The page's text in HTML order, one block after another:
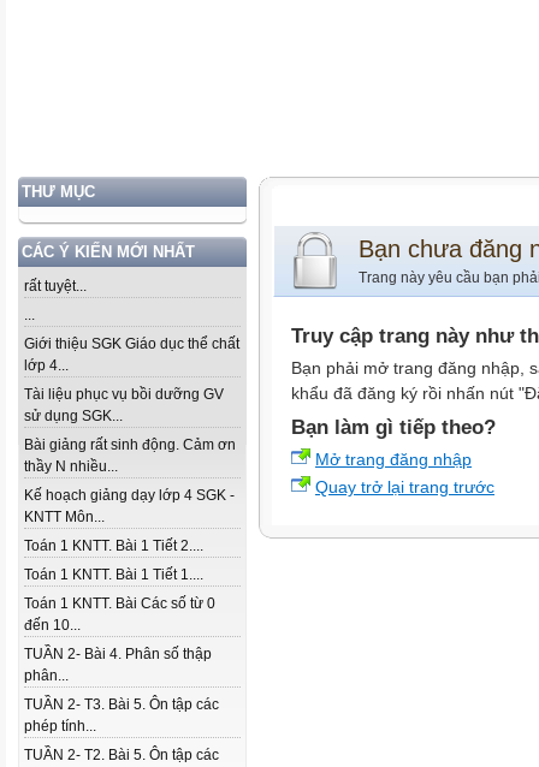
THƯ MỤC
CÁC Ý KIẾN MỚI NHẤT
rất tuyệt...
...
Giới thiệu SGK Giáo dục thể chất
lớp 4...
Tài liệu phục vụ bồi dưỡng GV
sử dụng SGK...
Bài giảng rất sinh động. Cảm ơn
thầy N nhiều...
Kế hoạch giảng dạy lớp 4 SGK -
KNTT Môn...
Toán 1 KNTT. Bài 1 Tiết 2....
Toán 1 KNTT. Bài 1 Tiết 1....
Toán 1 KNTT. Bài Các số từ 0
đến 10...
TUẦN 2- Bài 4. Phân số thập
phân...
TUẦN 2- T3. Bài 5. Ôn tập các
phép tính...
TUẦN 2- T2. Bài 5. Ôn tập các
Bạn chưa đăng
Trang này yêu cầu bạn
Truy cập trang này như
Bạn phải mở trang đăng nhập,
khẩu đã đăng ký rồi nhấn nút
Bạn làm gì tiếp theo?
Mở trang đăng nhập
Quay trở lại trang trước